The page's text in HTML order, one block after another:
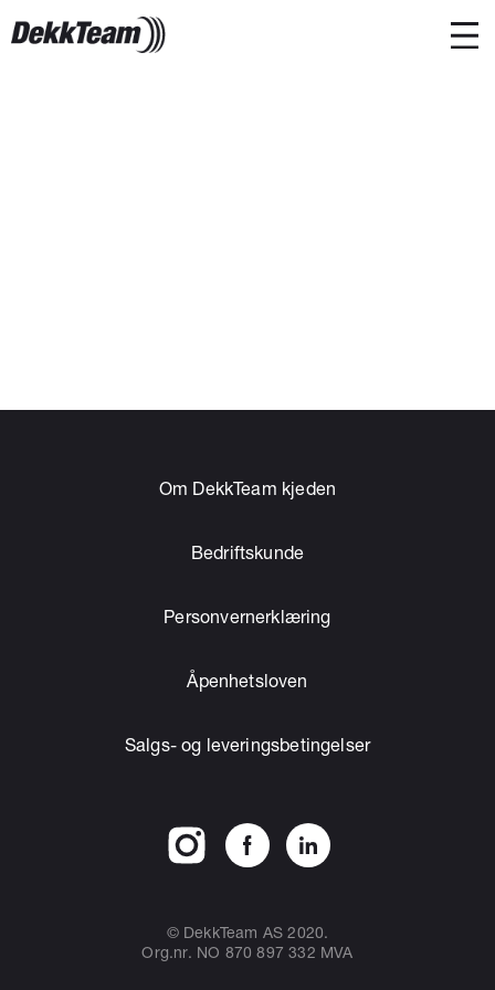
Om DekkTeam kjeden
Bedriftskunde
Personvernerklæring
Åpenhetsloven
Salgs- og leveringsbetingelser
© DekkTeam AS 2020.
Org.nr. NO 870 897 332 MVA